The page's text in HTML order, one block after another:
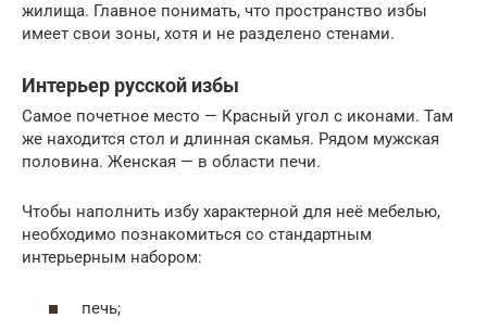
жилища. Главное понимать, что пространство избы
имеет свои зоны, хотя и не разделено стенами.
Интерьер русской избы
Самое почетное место — Красный угол с иконами. Там
же находится стол и длинная скамья. Рядом мужская
половина. Женская — в области печи.
Чтобы наполнить избу характерной для неё мебелью,
необходимо познакомиться со стандартным
интерьерным набором:
печь;